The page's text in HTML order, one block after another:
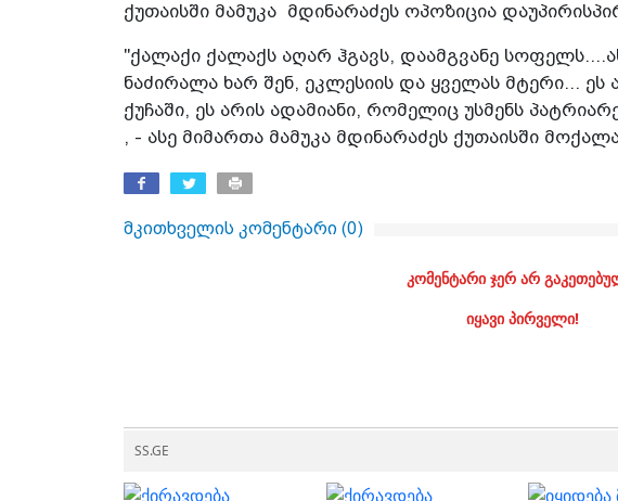
ქუთაისში მამუკა მდინარაძეს ოპოზიცია
"ქალაქი ქალაქს აღარ ჰგავს, დაამგვანე
ნაძირალა ხარ შენ, ეკლესიის და ყველას მტერი...
ქუჩაში, ეს არის ადამიანი, რომელიც უსმენს
, - ასე მიმართა მამუკა მდინარაძეს ქუთაისში
მკითხველის კომენტარი (0)
კომენტარი ჯერ არ
იყავი პირველი!
SS.GE